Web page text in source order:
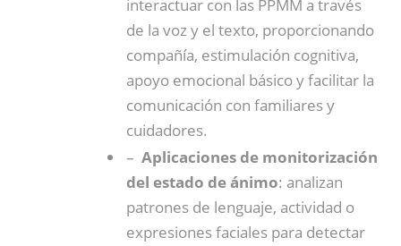
interactuar con las PPMM a través
de la voz y el texto, proporcionando
compañía, estimulación cognitiva,
apoyo emocional básico y facilitar la
comunicación con familiares y
cuidadores.
– Aplicaciones de monitorización
del estado de ánimo: analizan
patrones de lenguaje, actividad o
expresiones faciales para detectar